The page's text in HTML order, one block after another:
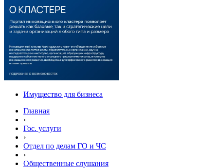
Имущество для бизнеса
Главная
›
Гос. услуги
›
Отдел по делам ГО и ЧС
›
Общественные слушания